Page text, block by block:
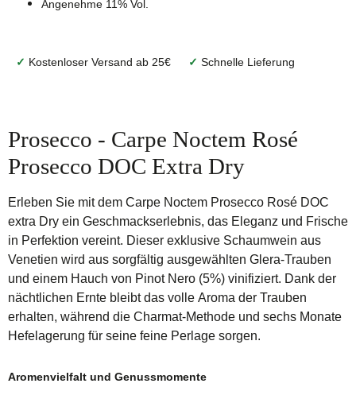
Angenehme 11% Vol.
✓ Kostenloser Versand ab 25€ ✓ Schnelle Lieferung
Prosecco - Carpe Noctem Rosé
Prosecco DOC Extra Dry
Erleben Sie mit dem Carpe Noctem Prosecco Rosé DOC
extra Dry ein Geschmackserlebnis, das Eleganz und Frische
in Perfektion vereint. Dieser exklusive Schaumwein aus
Venetien wird aus sorgfältig ausgewählten Glera-Trauben
und einem Hauch von Pinot Nero (5%) vinifiziert. Dank der
nächtlichen Ernte bleibt das volle Aroma der Trauben
erhalten, während die Charmat-Methode und sechs Monate
Hefelagerung für seine feine Perlage sorgen.
Aromenvielfalt und Genussmomente